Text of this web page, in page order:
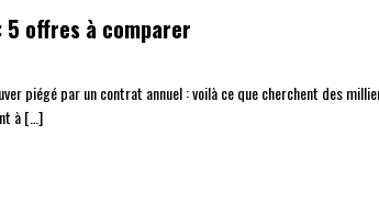
offres à comparer
piégé par un contrat annuel : voilà ce que cherchent des
à[…]